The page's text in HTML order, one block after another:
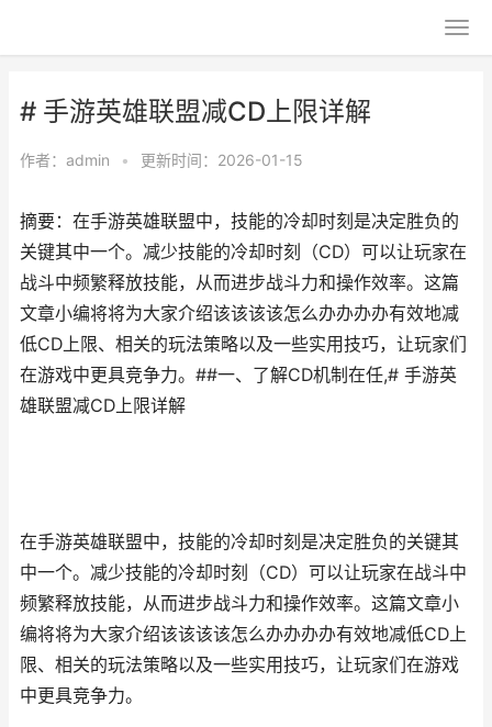
# 手游英雄联盟减CD上限详解
作者： admin • 更新时间：2026-01-15
摘要：在手游英雄联盟中，技能的冷却时刻是决定胜负的
关键其中一个。减少技能的冷却时刻（CD）可以让玩家在
战斗中频繁释放技能，从而进步战斗力和操作效率。这篇
文章小编将将为大家介绍该该该该怎么办办办办有效地减
低CD上限、相关的玩法策略以及一些实用技巧，让玩家们
在游戏中更具竞争力。##一、了解CD机制在任,# 手游英
雄联盟减CD上限详解
在手游英雄联盟中，技能的冷却时刻是决定胜负的关键其
中一个。减少技能的冷却时刻（CD）可以让玩家在战斗中
频繁释放技能，从而进步战斗力和操作效率。这篇文章小
编将将为大家介绍该该该该怎么办办办办有效地减低CD上
限、相关的玩法策略以及一些实用技巧，让玩家们在游戏
中更具竞争力。